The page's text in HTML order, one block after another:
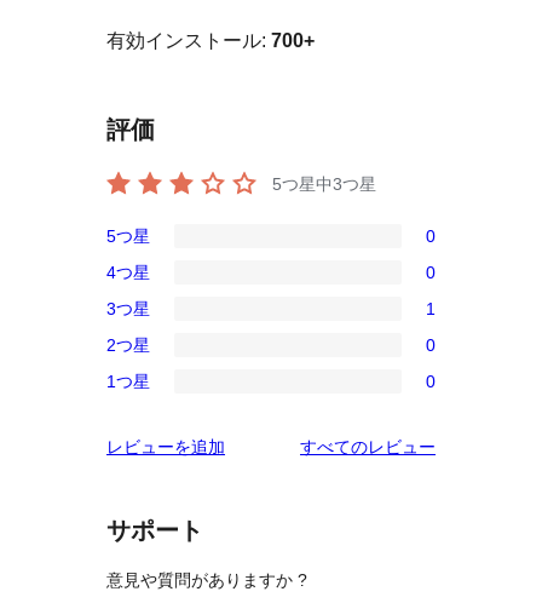
有効インストール: 700+
評価
5つ星中3つ星
5-
星
レ
ビ
ー
5つ星 0
4-
星
レ
ュ
4つ星 0
3-
星
ビ
3つ星 1
2-
レ
ュ
ー
2つ星 0
星
ビ
ー
1つ星 0
レビューを追加 すべてのレビュー
サポート
意見や質問がありますか ?